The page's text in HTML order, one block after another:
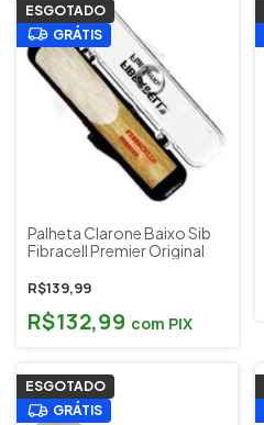
ESGOTADO
GRÁTIS
Palheta Clarone Baixo Sib
Fibracell Premier Original
R$139,99
R$132,99 com PIX
ESGOTADO
GRÁTIS